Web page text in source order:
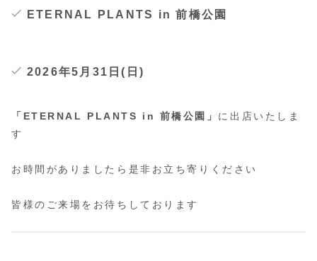
ETERNAL PLANTS in 前橋公園
2026年5月31日(日)
「ETERNAL PLANTS in 前橋公園」 に出店いたしま
す
お時間がありましたら是非お立ち寄りください
皆様のご来場をお待ちしております